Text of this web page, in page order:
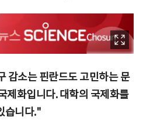
감소는 핀란드도 고민하는 문
제화입니다. 대학의 국제화를
습니다."